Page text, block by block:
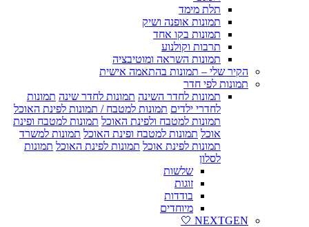
תלת מימד
תמונות אופנה ושיק
תמונות בקו אחד
תרבות וקולנוע
תמונות השראה ומוטיבציה
הקיר שלי – תמונות בהתאמה אישית
תמונות לפי חדר
תמונות לחדר השינה תמונות לחדר שינה תמונות
לחדרי ילדים תמונות למטבח / תמונות לפינת האוכל
תמונות למטבח ולפינת האוכל תמונות למטבח ופינת
אוכל תמונות למטבח ופינת האוכל תמונות למשרד
תמונות לפינת אוכל תמונות לפינת האוכל תמונות
לסלון
שלשות
זוגות
בודדות
מיוחדים
NEXTGEN 🤍